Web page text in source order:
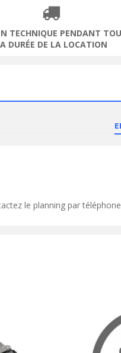
TECHNIQUE PENDANT
DURÉE DE LA LOCATION
le planning par